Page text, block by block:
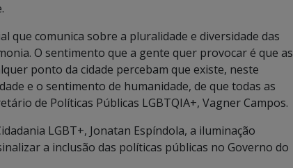
que comunica sobre a pluralidade e diversidade das
O sentimento que a gente quer provocar é que as
ponto da cidade percebam que existe, neste
e o sentimento de humanidade, de que todas as
de Políticas Públicas LGBTQIA+, Vagner Campos.
LGBT+, Jonatan Espíndola, a iluminação
a inclusão das políticas públicas no Governo do